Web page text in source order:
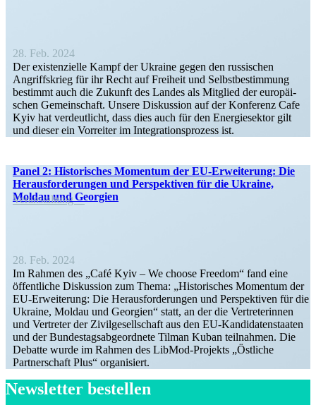
28. Feb. 2024
Der existen­zielle Kampf der Ukraine gegen den russi­schen
Angriffs­krieg für ihr Recht auf Freiheit und Selbst­be­stimmung
bestimmt auch die Zukunft des Landes als Mitglied der europäi­
schen Gemein­schaft. Unsere Diskussion auf der Konferenz Cafe
Kyiv hat verdeut­licht, dass dies auch für den Energie­sektor gilt
und dieser ein Vorreiter im Integra­ti­ons­prozess ist.
Panel 2: Histo­ri­sches Momentum der EU-Erwei­­terung: Die
Heraus­for­de­rungen und Perspek­tiven für die Ukraine,
Moldau und Georgien
Veran­staltung
28. Feb. 2024
Im Rahmen des „Café Kyiv – We choose Freedom“ fand eine
öffent­liche Diskussion zum Thema: „Histo­ri­sches Momentum der
EU-Erwei­­terung: Die Heraus­for­de­rungen und Perspek­tiven für die
Ukraine, Moldau und Georgien“ statt, an der die Vertre­te­rinnen
und Vertreter der Zivil­ge­sell­schaft aus den EU-Kandi­­da­­ten­­staaten
und der Bundes­tags­ab­ge­ordnete Tilman Kuban teilnahmen. Die
Debatte wurde im Rahmen des LibMod-Projekts „Östliche
Partner­schaft Plus“ organisiert.
Newsletter bestellen